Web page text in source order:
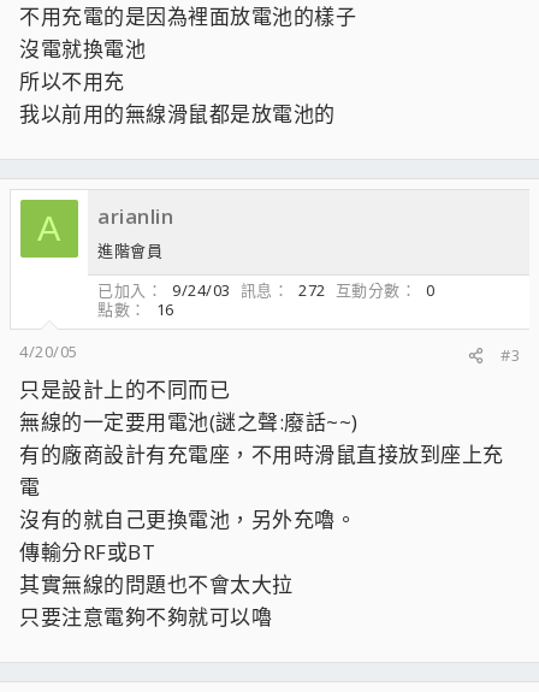
不用充電的是因為裡面放電池的樣子
沒電就換電池
所以不用充
我以前用的無線滑鼠都是放電池的
A arianlin
進階會員
已加入
9/24/03 訊息 272 互動分數
0
點數
16
4/20/05
#3
只是設計上的不同而已
無線的一定要用電池(謎之聲:廢話~~)
有的廠商設計有充電座，不用時滑鼠直接放到座上充
電
沒有的就自己更換電池，另外充嚕。
傳輸分RF或BT
其實無線的問題也不會太大拉
只要注意電夠不夠就可以嚕